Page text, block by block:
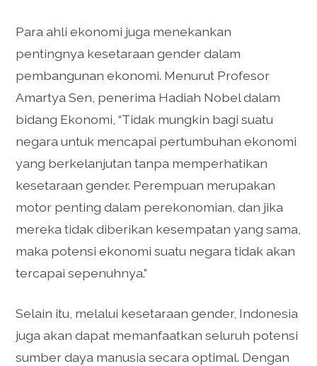
Para ahli ekonomi juga menekankan
pentingnya kesetaraan gender dalam
pembangunan ekonomi. Menurut Profesor
Amartya Sen, penerima Hadiah Nobel dalam
bidang Ekonomi, “Tidak mungkin bagi suatu
negara untuk mencapai pertumbuhan ekonomi
yang berkelanjutan tanpa memperhatikan
kesetaraan gender. Perempuan merupakan
motor penting dalam perekonomian, dan jika
mereka tidak diberikan kesempatan yang sama,
maka potensi ekonomi suatu negara tidak akan
tercapai sepenuhnya.”
Selain itu, melalui kesetaraan gender, Indonesia
juga akan dapat memanfaatkan seluruh potensi
sumber daya manusia secara optimal. Dengan